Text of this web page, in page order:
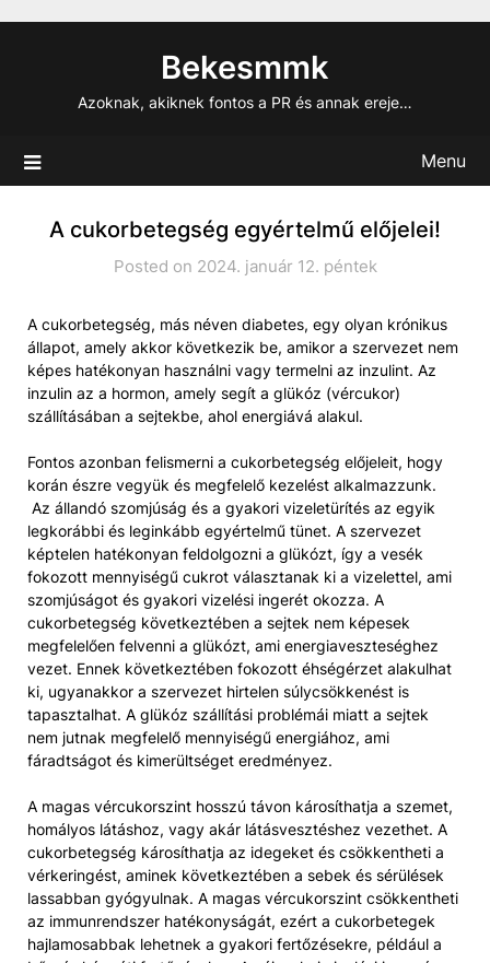
Bekesmmk
Azoknak, akiknek fontos a PR és annak ereje…
Menu
A cukorbetegség egyértelmű előjelei!
Posted on 2024. január 12. péntek
A cukorbetegség, más néven diabetes, egy olyan krónikus
állapot, amely akkor következik be, amikor a szervezet nem
képes hatékonyan használni vagy termelni az inzulint. Az
inzulin az a hormon, amely segít a glükóz (vércukor)
szállításában a sejtekbe, ahol energiává alakul.
Fontos azonban felismerni a cukorbetegség előjeleit, hogy
korán észre vegyük és megfelelő kezelést alkalmazzunk.
Az állandó szomjúság és a gyakori vizeletürítés az egyik
legkorábbi és leginkább egyértelmű tünet. A szervezet
képtelen hatékonyan feldolgozni a glükózt, így a vesék
fokozott mennyiségű cukrot választanak ki a vizelettel, ami
szomjúságot és gyakori vizelési ingerét okozza. A
cukorbetegség következtében a sejtek nem képesek
megfelelően felvenni a glükózt, ami energiaveszteséghez
vezet. Ennek következtében fokozott éhségérzet alakulhat
ki, ugyanakkor a szervezet hirtelen súlycsökkenést is
tapasztalhat. A glükóz szállítási problémái miatt a sejtek
nem jutnak megfelelő mennyiségű energiához, ami
fáradtságot és kimerültséget eredményez.
A magas vércukorszint hosszú távon károsíthatja a szemet,
homályos látáshoz, vagy akár látásvesztéshez vezethet. A
cukorbetegség károsíthatja az idegeket és csökkentheti a
vérkeringést, aminek következtében a sebek és sérülések
lassabban gyógyulnak. A magas vércukorszint csökkentheti
az immunrendszer hatékonyságát, ezért a cukorbetegek
hajlamosabbak lehetnek a gyakori fertőzésekre, például a